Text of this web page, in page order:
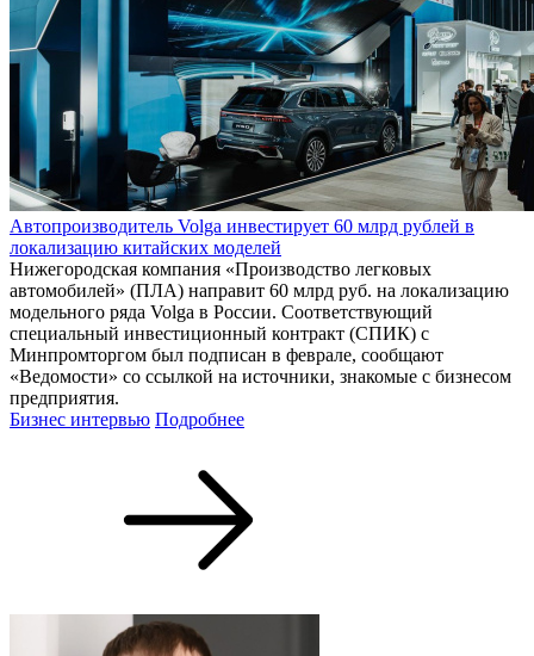
Автопроизводитель Volga инвестирует 60 млрд рублей в
локализацию китайских моделей
Нижегородская компания «Производство легковых
автомобилей» (ПЛА) направит 60 млрд руб. на локализацию
модельного ряда Volga в России. Соответствующий
специальный инвестиционный контракт (СПИК) с
Минпромторгом был подписан в феврале, сообщают
«Ведомости» со ссылкой на источники, знакомые с бизнесом
предприятия.
Бизнес интервью Подробнее